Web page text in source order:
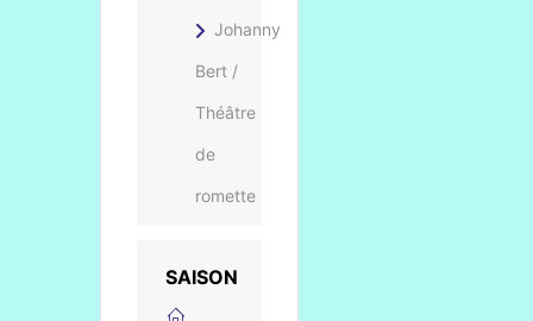
Johanny
Bert /
Théâtre
de
romette
SAISON